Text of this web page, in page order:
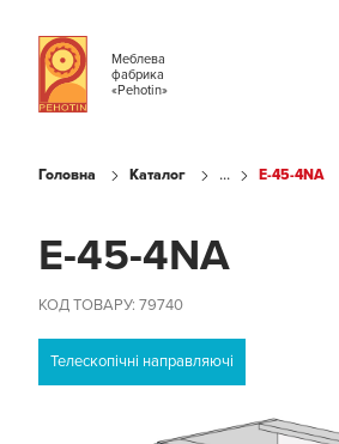
Меблева
фабрика
«Pehotin»
Головна Каталог ... E-45-4NA
E-45-4NA
КОД ТОВАРУ: 79740
Телескопічні направляючі